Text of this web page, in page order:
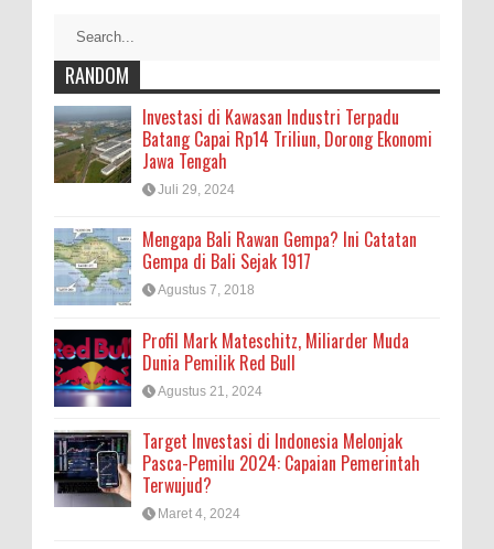
RANDOM
Investasi di Kawasan Industri Terpadu
Batang Capai Rp14 Triliun, Dorong Ekonomi
Jawa Tengah
Juli 29, 2024
Mengapa Bali Rawan Gempa? Ini Catatan
Gempa di Bali Sejak 1917
Agustus 7, 2018
Profil Mark Mateschitz, Miliarder Muda
Dunia Pemilik Red Bull
Agustus 21, 2024
Target Investasi di Indonesia Melonjak
Pasca-Pemilu 2024: Capaian Pemerintah
Terwujud?
Maret 4, 2024